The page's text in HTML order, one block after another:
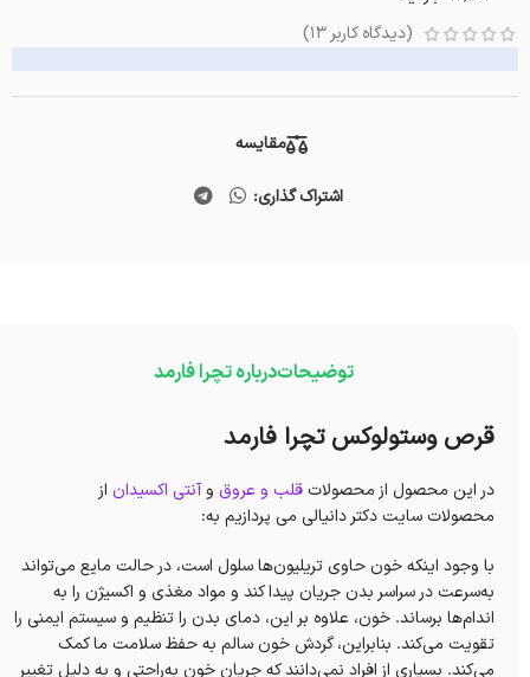
(دیدگاه کاربر 13
)
مقایسه
اشتراک گذاری:
توضیحاتدرباره تچرا فارمد
قرص وستولوکس تچرا فارمد
در این محصول از محصولات قلب و عروق وآنتی اکسیدان از
محصولات سایت دکتر دانیالی می پردازیم به:
با وجود اینکه خون حاوی تریلیون‌ها سلول است، در حالت مایع می‌تواند
به‌سرعت در سراسر بدن جریان پیدا کند و مواد مغذی و اکسیژن را به
اندام‌ها برساند. خون، علاوه بر این، دمای بدن را تنظیم و سیستم ایمنی را
تقویت می‌کند. بنابراین، گردش خون سالم به حفظ سلامت ما کمک
می‌کند. بسیاری از افراد نمی‌دانند که جریان‌ خون به‌راحتی و به دلیل تغییر